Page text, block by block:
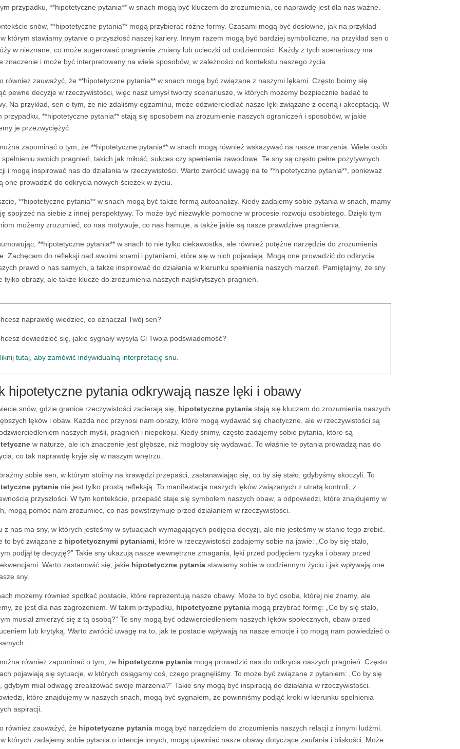
przypadku, **hipotetyczne pytania** w snach mogą być kluczem do zrozumienia, co naprawdę jest dla nas ważne.
snów, **hipotetyczne pytania** mogą przybierać różne formy. Czasami mogą być dosłowne, jak na przykład
którym stawiamy pytanie o przyszłość naszej kariery. Innym razem mogą być bardziej symboliczne, na przykład sen o
w nieznane, co może sugerować pragnienie zmiany lub ucieczki od codzienności. Każdy z tych scenariuszy ma
znaczenie i może być interpretowany na wiele sposobów, w zależności od kontekstu naszego życia.
również zauważyć, że **hipotetyczne pytania** w snach mogą być związane z naszymi lękami. Często boimy się
pewne decyzje w rzeczywistości, więc nasz umysł tworzy scenariusze, w których możemy bezpiecznie badać te
Na przykład, sen o tym, że nie zdaliśmy egzaminu, może odzwierciedlać nasze lęki związane z oceną i akceptacją. W
przypadku, **hipotetyczne pytania** stają się sposobem na zrozumienie naszych ograniczeń i sposobów, w jakie
je przezwyciężyć.
zapominać o tym, że **hipotetyczne pytania** w snach mogą również wskazywać na nasze marzenia. Wiele osób
swoich pragnień, takich jak miłość, sukces czy spełnienie zawodowe. Te sny są często pełne pozytywnych
i mogą inspirować nas do działania w rzeczywistości. Warto zwrócić uwagę na te **hipotetyczne pytania**, ponieważ
one prowadzić do odkrycia nowych ścieżek w życiu.
**hipotetyczne pytania** w snach mogą być także formą autoanalizy. Kiedy zadajemy sobie pytania w snach, mamy
spojrzeć na siebie z innej perspektywy. To może być niezwykle pomocne w procesie rozwoju osobistego. Dzięki tym
możemy zrozumieć, co nas motywuje, co nas hamuje, a także jakie są nasze prawdziwe pragnienia.
**hipotetyczne pytania** w snach to nie tylko ciekawostka, ale również potężne narzędzie do zrozumienia
Zachęcam do refleksji nad swoimi snami i pytaniami, które się w nich pojawiają. Mogą one prowadzić do odkrycia
prawd o nas samych, a także inspirować do działania w kierunku spełnienia naszych marzeń. Pamiętajmy, że sny
tylko obrazy, ale także klucze do zrozumienia naszych najskrytszych pragnień.
naprawdę wiedzieć, co oznaczał Twój sen?
dowiedzieć się, jakie sygnały wysyła Ci Twoja podświadomość?
tutaj, aby zamówić indywidualną interpretację snu.
hipotetyczne pytania odkrywają nasze lęki i obawy
snów, gdzie granice rzeczywistości zacierają się, hipotetyczne pytaniastają się kluczem do zrozumienia naszych
lęków i obaw. Każda noc przynosi nam obrazy, które mogą wydawać się chaotyczne, ale w rzeczywistości są
naszych myśli, pragnień i niepokoju. Kiedy śnimy, często zadajemy sobie pytania, które są
w naturze, ale ich znaczenie jest głębsze, niż mogłoby się wydawać. To właśnie te pytania prowadzą nas do
co tak naprawdę kryje się w naszym wnętrzu.
sobie sen, w którym stoimy na krawędzi przepaści, zastanawiając się, co by się stało, gdybyśmy skoczyli. To
pytanienie jest tylko prostą refleksją. To manifestacja naszych lęków związanych z utratą kontroli, z
przyszłości. W tym kontekście, przepaść staje się symbolem naszych obaw, a odpowiedzi, które znajdujemy w
mogą pomóc nam zrozumieć, co nas powstrzymuje przed działaniem w rzeczywistości.
z nas ma sny, w których jesteśmy w sytuacjach wymagających podjęcia decyzji, ale nie jesteśmy w stanie tego zrobić.
to być związane z hipotetycznymi pytaniami , które w rzeczywistości zadajemy sobie na jawie: „Co by się stało,
podjął tę decyzję?” Takie sny ukazują nasze wewnętrzne zmagania, lęki przed podjęciem ryzyka i obawy przed
Warto zastanowić się, jakie hipotetyczne pytaniastawiamy sobie w codziennym życiu i jak wpływają one
sny.
możemy również spotkać postacie, które reprezentują nasze obawy. Może to być osoba, której nie znamy, ale
że jest dla nas zagrożeniem. W takim przypadku, hipotetyczne pytaniamogą przybrać formę: „Co by się stało,
musiał zmierzyć się z tą osobą?” Te sny mogą być odzwierciedleniem naszych lęków społecznych, obaw przed
lub krytyką. Warto zwrócić uwagę na to, jak te postacie wpływają na nasze emocje i co mogą nam powiedzieć o
również zapominać o tym, że hipotetyczne pytaniamogą prowadzić nas do odkrycia naszych pragnień. Często
pojawiają się sytuacje, w których osiągamy coś, czego pragnęliśmy. To może być związane z pytaniem: „Co by się
gdybym miał odwagę zrealizować swoje marzenia?” Takie sny mogą być inspiracją do działania w rzeczywistości.
które znajdujemy w naszych snach, mogą być sygnałem, że powinniśmy podjąć kroki w kierunku spełnienia
aspiracji.
również zauważyć, że hipotetyczne pytaniamogą być narzędziem do zrozumienia naszych relacji z innymi ludźmi.
w których zadajemy sobie pytania o intencje innych, mogą ujawniać nasze obawy dotyczące zaufania i bliskości. Może